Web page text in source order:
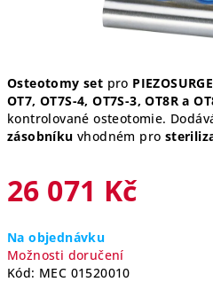
Osteotomy set pro
OT7, OT7S-4, OT7S-3, OT8R a
kontrolované osteotomie.
zásobníku vhodném pro
26 071 Kč
cena:
Na objednávku
Možnosti doručení
Kód: MEC 01520010